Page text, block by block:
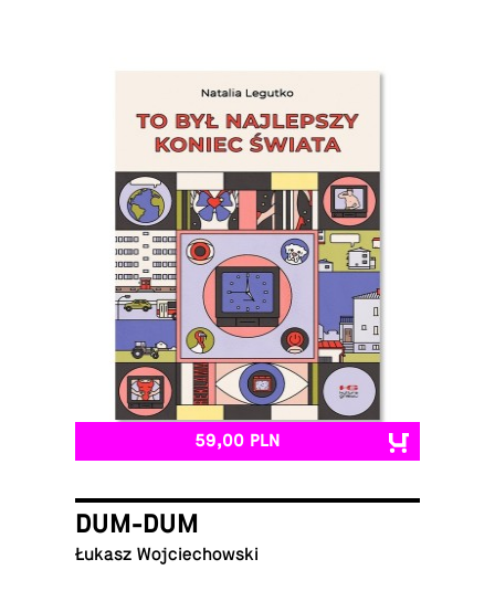
59,00 PLN
DUM-DUM
Łukasz Wojciechowski